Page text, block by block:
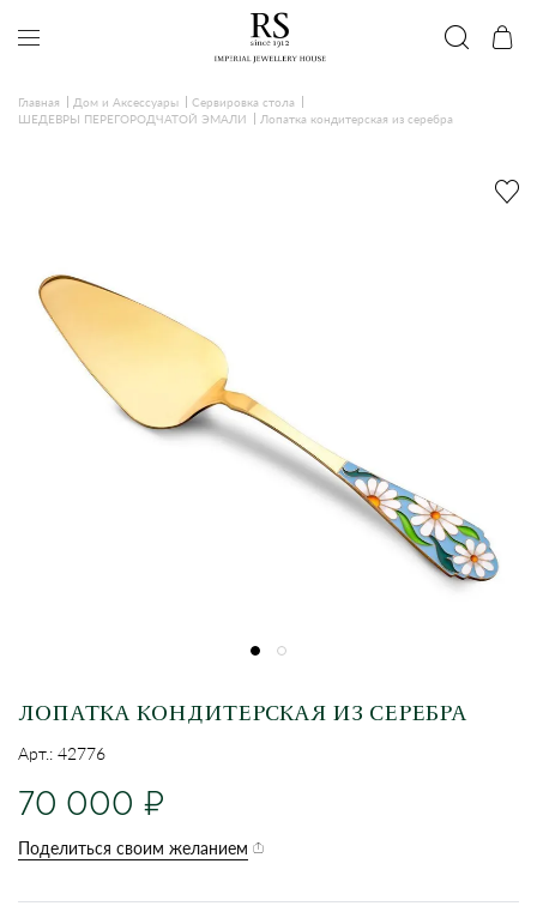
Главная Дом и Аксессуары
Сервировка стола
ШЕДЕВРЫ ПЕРЕГОРОДЧАТОЙ ЭМАЛИ
Лопатка кондитерская из серебра
ЛОПАТКА КОНДИТЕРСКАЯ ИЗ СЕРЕБРА
Арт.: 42776
70 000
Поделиться своим желанием